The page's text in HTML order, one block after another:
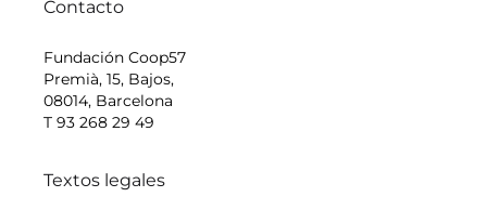
Contacto
Fundación Coop57
Premià, 15, Bajos,
08014, Barcelona
T 93 268 29 49
Textos legales